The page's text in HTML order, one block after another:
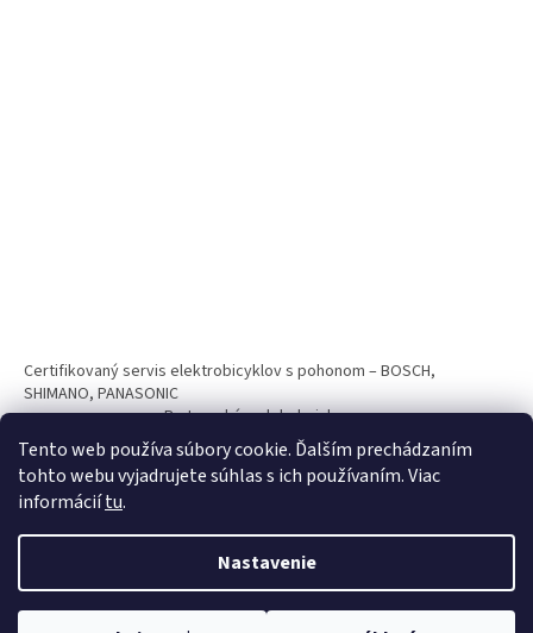
Tento web používa súbory cookie. Ďalším prechádzaním
tohto webu vyjadrujete súhlas s ich používaním. Viac
informáciítu.
Nastavenie
Certifikovaný servis elektrobicyklov s pohonom – BOSCH,
SHIMANO, PANASONIC
Partnerský web hokejshop.eu
Vytvoril Shoptet